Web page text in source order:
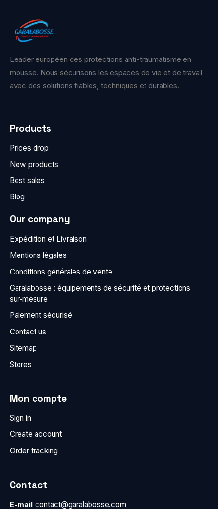
Leader européen des protections anti-traumatisme en
mousse. Nous sécurisons les espaces de vie et de travail
avec des solutions fiables, techniques et durables.
Products
Prices drop
New products
Best sales
Blog
Our company
Expédition et Livraison
Mentions légales
Conditions générales de vente
Garalabosse : équipements de sécurité et protections
sur‑mesure
Paiement sécurisé
Contact us
Sitemap
Stores
Mon compte
Sign in
Create account
Order tracking
Contact
E-mail contact@garalabosse.com